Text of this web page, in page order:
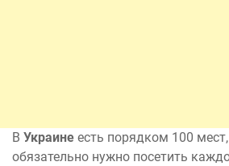
В Украине есть порядком 100
обязательно нужно посетить